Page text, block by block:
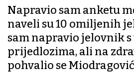
Napravio sam anketu
naveli su 10 omiljenih
sam napravio jelovnik
prijedlozima, ali na
pohvalio se Miodragović